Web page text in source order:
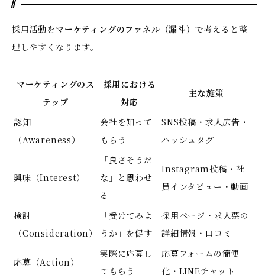
採用活動をマーケティングのファネル（漏斗） で考えると整
理しやすくなります。
マーケティングのス
テップ
採用における
対応
主な施策
認知
（Awareness）
会社を知って
もらう
SNS投稿・求人広告・
ハッシュタグ
興味（Interest）
「良さそうだ
な」と思わせ
る
Instagram投稿・社
員インタビュー・動画
検討
（Consideration）
「受けてみよ
うか」を促す
採用ページ・求人票の
詳細情報・口コミ
応募（Action）
実際に応募し
てもらう
応募フォームの簡便
化・LINEチャット